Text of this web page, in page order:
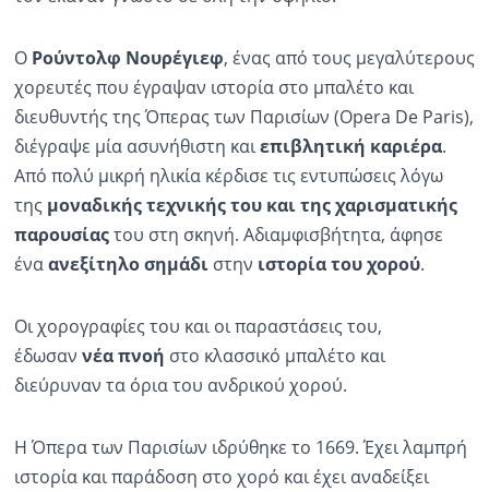
Ο Ρούντολφ Νουρέγιεφ, ένας από τους μεγαλύτερους
χορευτές που έγραψαν ιστορία στο μπαλέτο και
διευθυντής της Όπερας των Παρισίων (Opera De Paris),
διέγραψε μία ασυνήθιστη καιεπιβλητική καριέρα.
Από πολύ μικρή ηλικία κέρδισε τις εντυπώσεις λόγω
της μοναδικής τεχνικής του και της χαρισματικής
παρουσίαςτου στη σκηνή. Αδιαμφισβήτητα, άφησε
έναανεξίτηλο σημάδιστην ιστορία του χορού.
Οι χορογραφίες του και οι παραστάσεις του,
έδωσαν νέα πνοή στο κλασσικό μπαλέτο και
διεύρυναν τα όρια του ανδρικού χορού.
Η Όπερα των Παρισίων ιδρύθηκε το 1669. Έχει λαμπρή
ιστορία και παράδοση στο χορό και έχει αναδείξει